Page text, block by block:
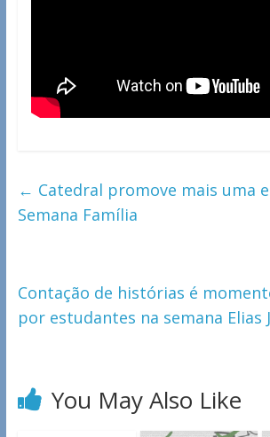
← Catedral promove mais uma
Semana Família
Contação de histórias é
por estudantes na semana Elias
You May Also Like